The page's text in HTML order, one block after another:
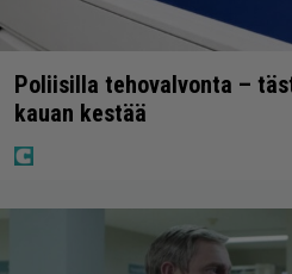
Poliisilla tehovalvonta –
kauan kestää